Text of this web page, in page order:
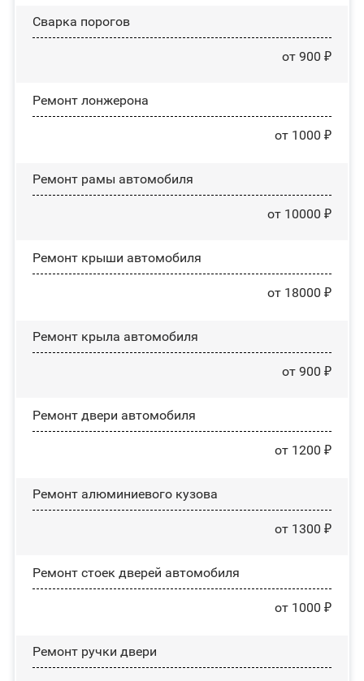
Сварка порогов
от 900 ₽
Ремонт лонжерона
от 1000 ₽
Ремонт рамы автомобиля
от 10000 ₽
Ремонт крыши автомобиля
от 18000 ₽
Ремонт крыла автомобиля
от 900 ₽
Ремонт двери автомобиля
от 1200 ₽
Ремонт алюминиевого кузова
от 1300 ₽
Ремонт стоек дверей автомобиля
от 1000 ₽
Ремонт ручки двери